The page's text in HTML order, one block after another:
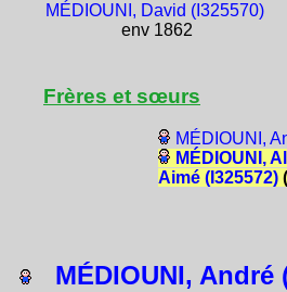
MÉDIOUNI, David (I325570)
env 1862
Frères et sœurs
MÉDIOUNI,
MÉDIOUNI,
Aimé (I325572)
MÉDIOUNI, André